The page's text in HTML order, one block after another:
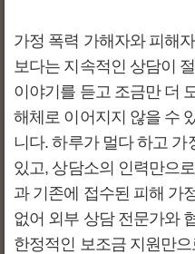
가정 폭력 가해자와 피해
보다는 지속적인 상담이
이야기를 듣고 조금만 더
해체로 이어지지 않을 수
니다. 하루가 멀다 하고
있고, 상담소의 인력만으
과 기존에 접수된 피해 가
없어 외부 상담 전문가와
한정적인 보조금 지원만